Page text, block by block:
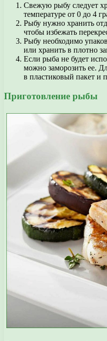
Свежую рыбу следует
температуре от 0 до 4
Рыбу нужно хранить
чтобы избежать
Рыбу необходимо
или хранить в плотно
Если рыба не будет
можно заморозить ее.
в пластиковый пакет и
Приготовление рыбы